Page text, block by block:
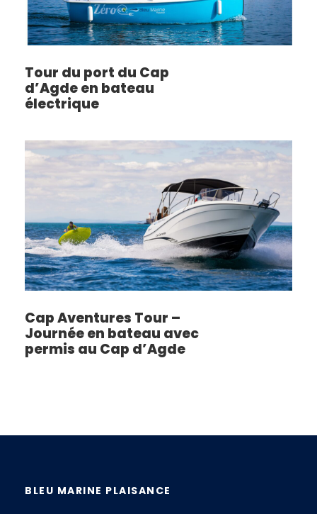
Tour du port du Cap
d’Agde en bateau
électrique
Cap Aventures Tour –
Journée en bateau avec
permis au Cap d’Agde
BLEU MARINE PLAISANCE